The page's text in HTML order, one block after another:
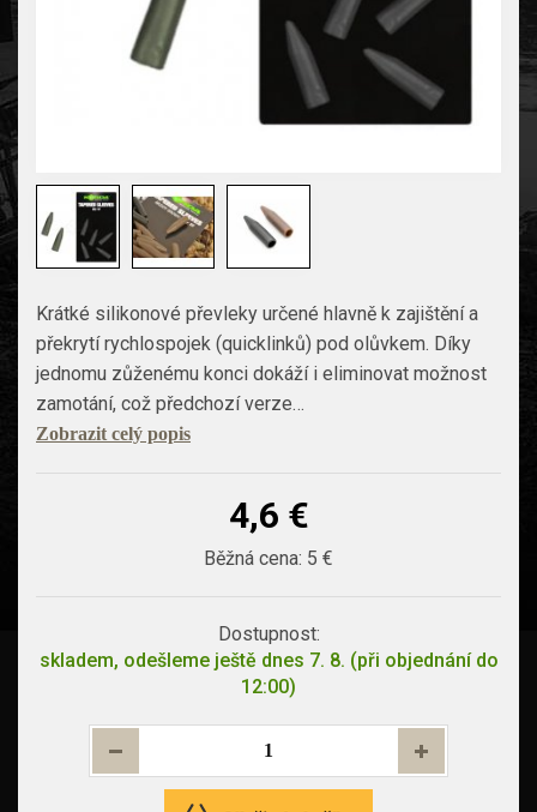
Krátké silikonové převleky určené hlavně k zajištění a
překrytí rychlospojek (quicklinků) pod olůvkem. Díky
jednomu zůženému konci dokáží i eliminovat možnost
zamotání, což předchozí verze…
Zobrazit celý popis
4,6 €
Běžná cena: 5 €
Dostupnost:
skladem, odešleme ještě dnes 7. 8. (při objednání do
12:00)